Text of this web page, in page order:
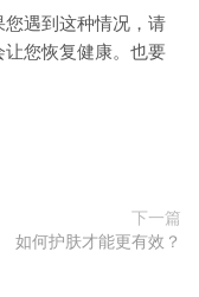
遇到这种情况，请
您恢复健康。也要
下一篇
如何护肤才能更有效？